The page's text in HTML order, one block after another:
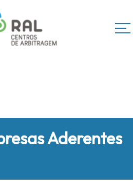
Aderentes